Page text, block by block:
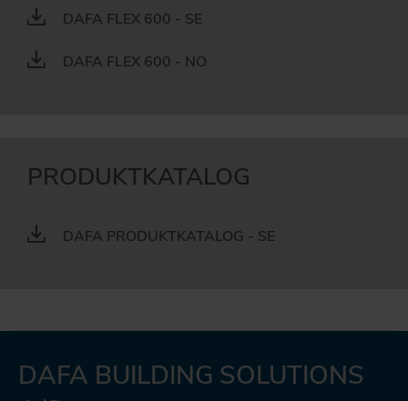
DAFA FLEX 600 - SE
DAFA FLEX 600 - NO
PRODUKTKATALOG
DAFA PRODUKTKATALOG - SE
DAFA BUILDING SOLUTIONS